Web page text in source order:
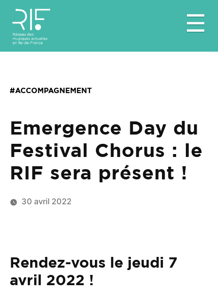
☰
#ACCOMPAGNEMENT
Emergence Day du
Festival Chorus : le
RIF sera présent !
30 avril 2022
Rendez-vous le jeudi 7
avril 2022 !